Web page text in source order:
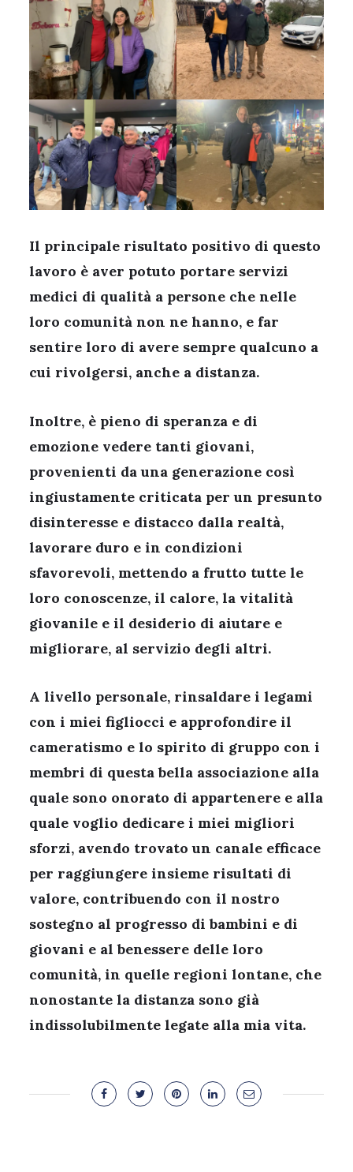
Il principale risultato positivo di questo
lavoro è aver potuto portare servizi
medici di qualità a persone che nelle
loro comunità non ne hanno, e far
sentire loro di avere sempre qualcuno a
cui rivolgersi, anche a distanza.
Inoltre, è pieno di speranza e di
emozione vedere tanti giovani,
provenienti da una generazione così
ingiustamente criticata per un presunto
disinteresse e distacco dalla realtà,
lavorare duro e in condizioni
sfavorevoli, mettendo a frutto tutte le
loro conoscenze, il calore, la vitalità
giovanile e il desiderio di aiutare e
migliorare, al servizio degli altri.
A livello personale, rinsaldare i legami
con i miei figliocci e approfondire il
cameratismo e lo spirito di gruppo con i
membri di questa bella associazione alla
quale sono onorato di appartenere e alla
quale voglio dedicare i miei migliori
sforzi, avendo trovato un canale efficace
per raggiungere insieme risultati di
valore, contribuendo con il nostro
sostegno al progresso di bambini e di
giovani e al benessere delle loro
comunità, in quelle regioni lontane, che
nonostante la distanza sono già
indissolubilmente legate alla mia vita.